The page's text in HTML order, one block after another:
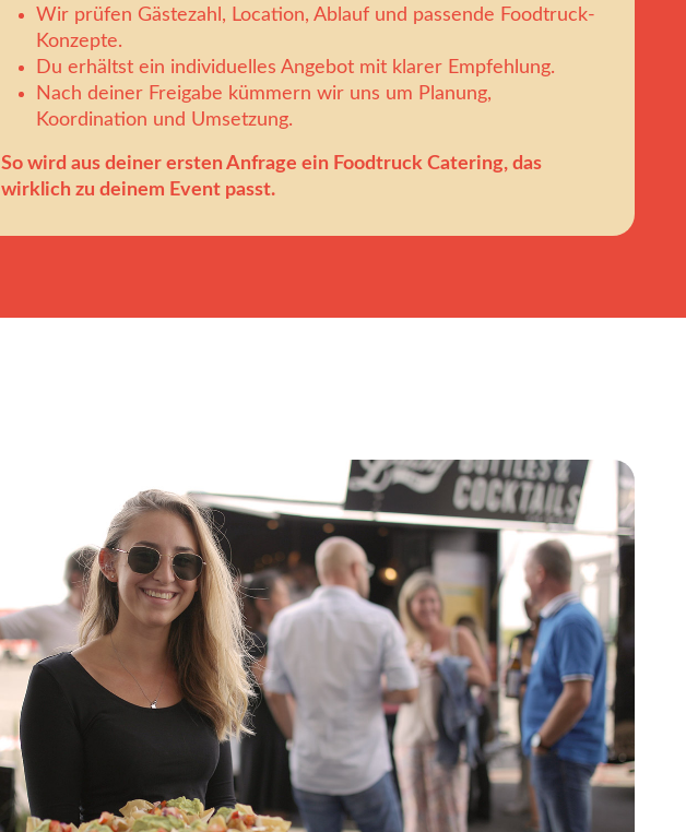
Wir prüfen Gästezahl, Location, Ablauf und passende Foodtruck-
Konzepte.
Du erhältst ein individuelles Angebot mit klarer Empfehlung.
Nach deiner Freigabe kümmern wir uns um Planung,
Koordination und Umsetzung.
So wird aus deiner ersten Anfrage ein Foodtruck Catering, das
wirklich zu deinem Event passt.